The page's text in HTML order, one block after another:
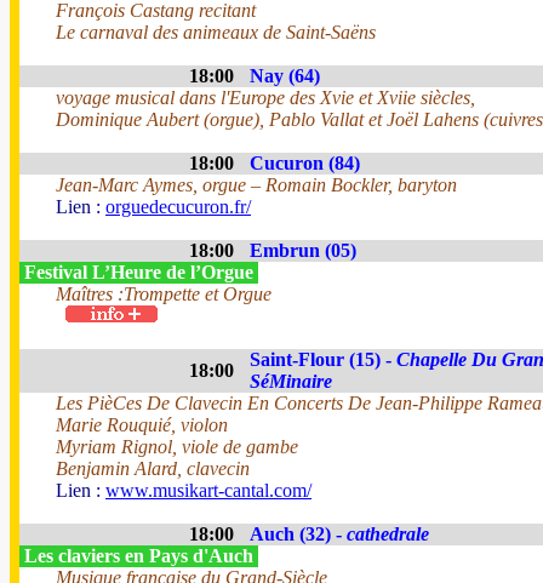
François Castang recitant
Le carnaval des animeaux de Saint-Saëns
18:00
Nay (64)
voyage musical dans l'Europe des Xvie et Xviie siècles,
Dominique Aubert (orgue), Pablo Vallat et Joël Lahens
18:00
Cucuron (84)
Jean-Marc Aymes, orgue – Romain Bockler, baryton
Lien : orguedecucuron.fr/
18:00
Embrun (05)
Festival L’Heure de l’Orgue
Maîtres :Trompette et Orgue
18:00
Saint-Flour (15) - Chapelle Du
SéMinaire
Les PièCes De Clavecin En Concerts De Jean-Philippe
Marie Rouquié, violon
Myriam Rignol, viole de gambe
Benjamin Alard, clavecin
Lien : www.musikart-cantal.com/
18:00 Auch (32) - cathedrale
Les claviers en Pays d'Auch
Musique française du Grand-Siècle